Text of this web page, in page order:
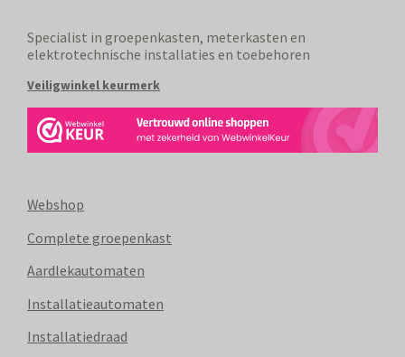
Specialist in groepenkasten, meterkasten en
elektrotechnische installaties en toebehoren
Veiligwinkel keurmerk
Webshop
Complete groepenkast
Aardlekautomaten
Installatieautomaten
Installatiedraad